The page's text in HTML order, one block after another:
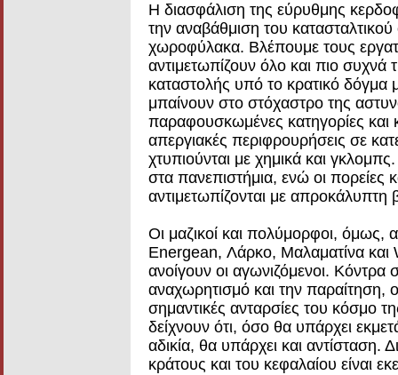
Η διασφάλιση της εύρυθμης
την αναβάθμιση του
χωροφύλακα. Βλέπουμε τους
αντιμετωπίζουν όλο και πιο
καταστολής υπό το κρατικό δόγμα
μπαίνουν στο στόχαστρο της
παραφουσκωμένες κατηγορίες και
απεργιακές περιφρουρήσεις σε
χτυπιούνται με χημικά και
στα πανεπιστήμια, ενώ οι πορείες
αντιμετωπίζονται με απροκάλυπτη
Οι μαζικοί και πολύμορφοι, όμως,
Energean, Λάρκο, Μαλαματίνα
ανοίγουν οι αγωνιζόμενοι. Κόντρα
αναχωρητισμό και την παραίτηση,
σημαντικές ανταρσίες του κόσμο
δείχνουν ότι, όσο θα υπάρχει
αδικία, θα υπάρχει και αντίσταση.
κράτους και του κεφαλαίου είναι